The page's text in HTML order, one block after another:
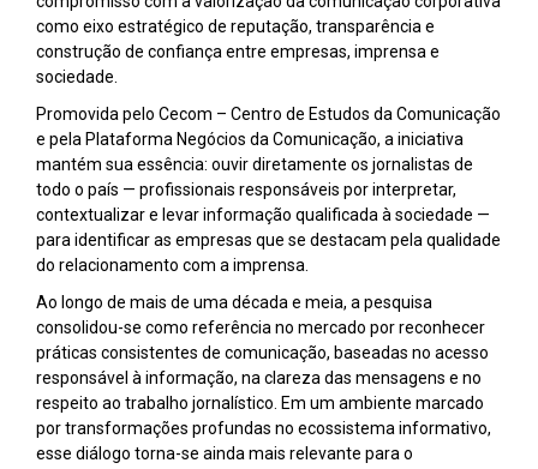
como eixo estratégico de reputação, transparência e
construção de confiança entre empresas, imprensa e
sociedade.
Promovida pelo Cecom – Centro de Estudos da Comunicação
e pela Plataforma Negócios da Comunicação, a iniciativa
mantém sua essência: ouvir diretamente os jornalistas de
todo o país — profissionais responsáveis por interpretar,
contextualizar e levar informação qualificada à sociedade —
para identificar as empresas que se destacam pela qualidade
do relacionamento com a imprensa.
Ao longo de mais de uma década e meia, a pesquisa
consolidou-se como referência no mercado por reconhecer
práticas consistentes de comunicação, baseadas no acesso
responsável à informação, na clareza das mensagens e no
respeito ao trabalho jornalístico. Em um ambiente marcado
por transformações profundas no ecossistema informativo,
esse diálogo torna-se ainda mais relevante para o